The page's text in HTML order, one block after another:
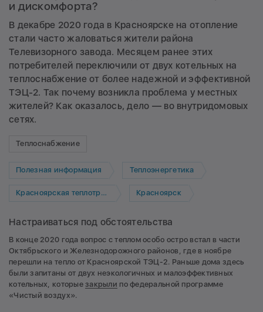
и дискомфорта?
В декабре 2020 года в Красноярске на отопление
стали часто жаловаться жители района
Телевизорного завода. Месяцем ранее этих
потребителей переключили от двух котельных на
теплоснабжение от более надежной и эффективной
ТЭЦ-2. Так почему возникла проблема у местных
жителей? Как оказалось, дело — во внутридомовых
сетях.
Теплоснабжение
Полезная информация Теплоэнергетика
Красноярская теплотранспортная компания Красноярск
Настраиваться под обстоятельства
В конце 2020 года вопрос с теплом особо остро встал в части
Октябрьского и Железнодорожного районов, где в ноябре
перешли на тепло от Красноярской ТЭЦ-2. Раньше дома здесь
были запитаны от двух неэкологичных и малоэффективных
котельных, которыезакрыли по федеральной программе
«Чистый воздух».